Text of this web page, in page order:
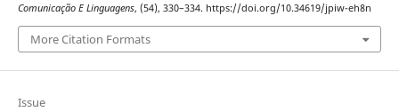
Comunicação E Linguagens, (54), 330–334. https://doi.org/10.34619/jpiw-eh8n
More Citation Formats
Issue